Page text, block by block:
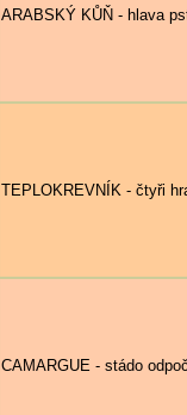
ARABSKÝ KŮŇ - hlava
TEPLOKREVNÍK - čtyři
CAMARGUE - stádo